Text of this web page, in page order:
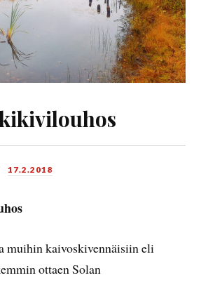
17.2.2018
muihin kaivoskivennäisiin eli
ottaen Solan